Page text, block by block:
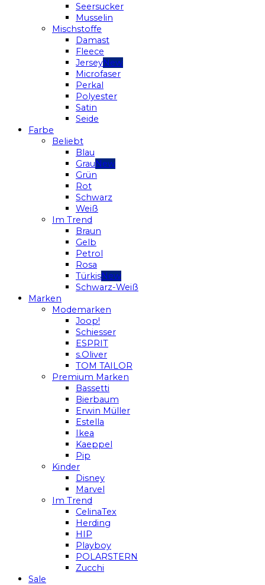
Seersucker
Musselin
Mischstoffe
Damast
Fleece
Jersey
Microfaser
Perkal
Polyester
Satin
Seide
Farbe
Beliebt
Blau
Grau
Grün
Rot
Schwarz
Weiß
Im Trend
Braun
Gelb
Petrol
Rosa
Türkis
Schwarz-Weiß
Marken
Modemarken
Joop!
Schiesser
ESPRIT
s.Oliver
TOM TAILOR
Premium Marken
Bassetti
Bierbaum
Erwin Müller
Estella
Ikea
Kaeppel
Pip
Kinder
Disney
Marvel
Im Trend
CelinaTex
Herding
HIP
Playboy
POLARSTERN
Zucchi
Sale